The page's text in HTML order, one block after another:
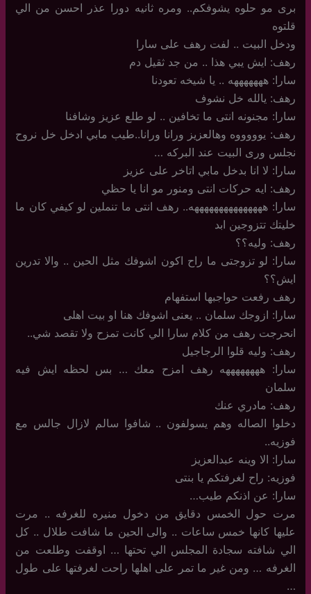
برى مو حلوه يشوفكم.. ومره ثانيه دورا عذر احسن من الي
قلتوه
ودخل البيت .. لفت رهف على سارا
رهف: ايش يبي هذا .. من جد ثقيل دم
سارا: هههههههه .. يا شيخه تعودنا
رهف: يالله خل نشوف
سارا: مجنونه انتى ما تخافين .. لو طلع عزيز وشافنا
رهف: يوووووه وهالعزيز ورانا ورانا..طيب مابي ادخل خل نروح
نجلس ورى البيت عند البركه …
سارا: لا انا بدخل مابي اتاخر على عزيز
رهف: ايه حركات انتى ومنور مو انا يا حظي
سارا: هههههههههههههههه.. رهف انتى ما تنملين لو كيفي كان ما
خليتك تتزوجين ابد
رهف: وليه؟؟
سارا: لو تزوجتى ما راح اكون اشوفك مثل الحين .. والا تدرين
ايش؟؟
رهف رفعت حواجبها استفهام
سارا: ازوجك سلمان .. يعنى اشوفك هنا او بيت اهلى
انحرجت رهف من كلام سارا الي كانت تمزح ولا تقصد شي..
رهف: وليه قلوا الرجاجيل
سارا: ههههههههه رهف امزح معك … بس لحظه ايش فيه
سلمان
رهف: مادري عنك
دخلوا الصاله وهم يسولفون .. شافوا سالم لازال جالس مع
فوزيه..
سارا: الا وينه عبدالعزيز
فوزيه: راح لغرفتكم يا بنتى
سارا: عن اذنكم طيب…
مرت حول الخمس دقايق من دخول منيره للغرفه .. مرت
عليها كانها خمس ساعات .. والى الحين ما شافت طلال .. كل
الي شافته سجادة المجلس الي تحتها … اوقفت وطلعت من
الغرفه … ومن غير ما تمر على اهلها راحت لغرفتها على طول
…